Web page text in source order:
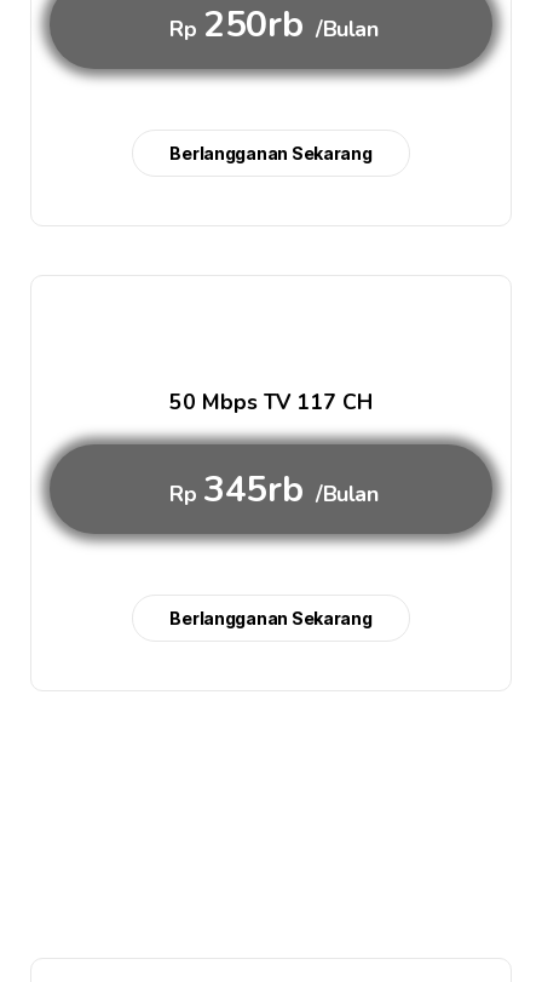
Rp 250rb /Bulan
Berlangganan Sekarang
50 Mbps TV 117 CH
Rp 345rb /Bulan
Berlangganan Sekarang